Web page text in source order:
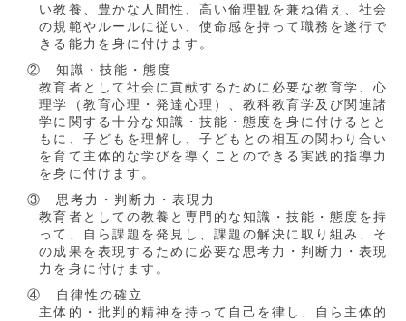
い教養、豊かな人間性、高い倫理観を兼ね備え、社会
の規範やルールに従い、使命感を持って職務を遂行で
きる能力を身に付けます。
② 知識・技能・態度
教育者として社会に貢献するために必要な教育学、心
理学（教育心理・発達心理）、教科教育学及び関連諸
学に関する十分な知識・技能・態度を身に付けるとと
もに、子どもを理解し、子どもとの相互の関わり合い
を育て主体的な学びを導くことのできる実践的指導力
を身に付けます。
③ 思考力・判断力・表現力
教育者としての教養と専門的な知識・技能・態度を持
って、自ら課題を発見し、課題の解決に取り組み、そ
の成果を表現するために必要な思考力・判断力・表現
力を身に付けます。
④ 自律性の確立
主体的・批判的精神を持って自己を律し、自ら主体的